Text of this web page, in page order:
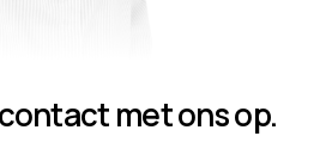
met ons op.